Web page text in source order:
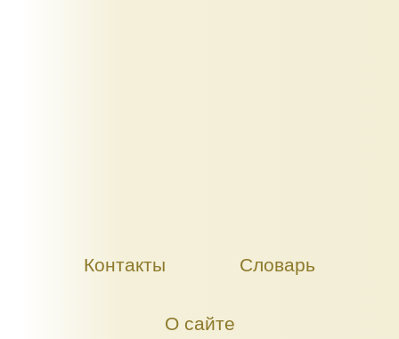
Контакты Словарь
О сайте